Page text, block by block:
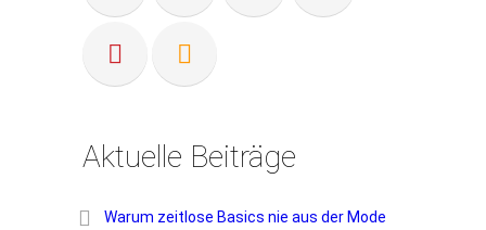
Aktuelle Beiträge
Warum zeitlose Basics nie aus der Mode